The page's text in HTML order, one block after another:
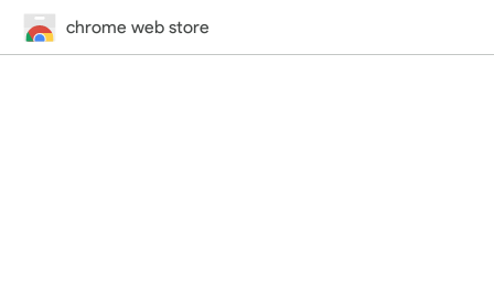
chrome web store